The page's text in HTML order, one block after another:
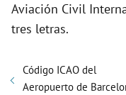
Aviación Civil
tres letras.
Código ICAO del
Aeropuerto de